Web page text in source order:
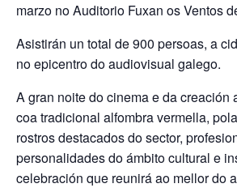
marzo no Auditorio Fuxan os Ventos
Asistirán un total de 900 persoas, a
no epicentro do audiovisual galego.
A gran noite do cinema e da creación
coa tradicional alfombra vermella,
rostros destacados do sector,
personalidades do ámbito cultural e
celebración que reunirá ao mellor do